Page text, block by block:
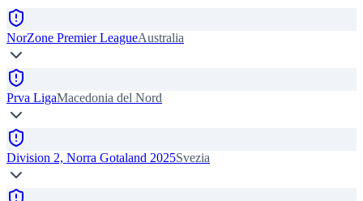
NorZone Premier LeagueAustralia
Prva LigaMacedonia del Nord
Division 2, Norra Gotaland 2025Svezia